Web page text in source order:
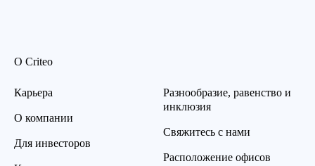
О Criteo
Карьера
О компании
Для инвесторов
Разнообразие, равенство и
инклюзия
Свяжитесь с нами
Расположение офисов